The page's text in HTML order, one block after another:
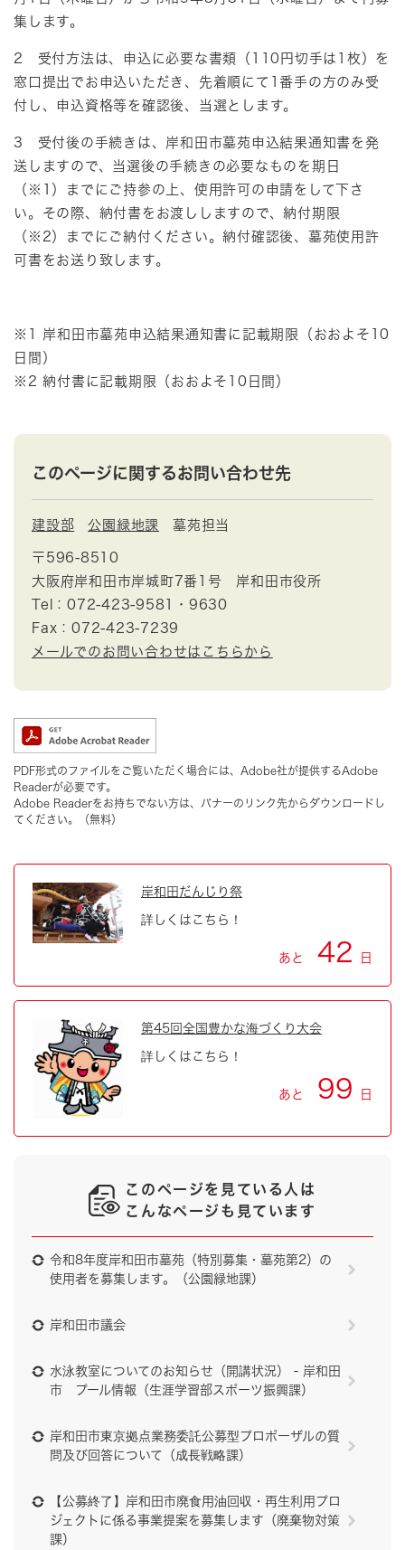
集します。
2 受付方法は、申込に必要な書類（110円切手は1枚）を
窓口提出でお申込いただき、先着順にて1番手の方のみ受
付し、申込資格等を確認後、当選とします。
3 受付後の手続きは、岸和田市墓苑申込結果通知書を発
送しますので、当選後の手続きの必要なものを期日
（※1）までにご持参の上、使用許可の申請をして下さ
い。その際、納付書をお渡ししますので、納付期限
（※2）までにご納付ください。納付確認後、墓苑使用許
可書をお送り致します。
※1 岸和田市墓苑申込結果通知書に記載期限（おおよそ10
日間）
※2 納付書に記載期限（おおよそ10日間）
このページに関するお問い合わせ先
建設部 公園緑地課 墓苑担当
〒596-8510
大阪府岸和田市岸城町7番1号 岸和田市役所
Tel：072-423-9581・9630
Fax：072-423-7239
メールでのお問い合わせはこちらから
PDF形式のファイルをご覧いただく場合には、Adobe社が提供するAdobe
Readerが必要です。
Adobe Readerをお持ちでない方は、バナーのリンク先からダウンロードし
てください。（無料）
岸和田だんじり祭
詳しくはこちら！
あと 42 日
第45回全国豊かな海づくり大会
詳しくはこちら！
あと 99 日
このページを見ている人は
こんなページも見ています
令和8年度岸和田市墓苑（特別募集・墓苑第2）の
使用者を募集します。（公園緑地課）
岸和田市議会
水泳教室についてのお知らせ（開講状況） - 岸和田
市 プール情報（生涯学習部スポーツ振興課）
岸和田市東京拠点業務委託公募型プロポーザルの質
問及び回答について（成長戦略課）
【公募終了】岸和田市廃食用油回収・再生利用プロ
ジェクトに係る事業提案を募集します（廃棄物対策
課）